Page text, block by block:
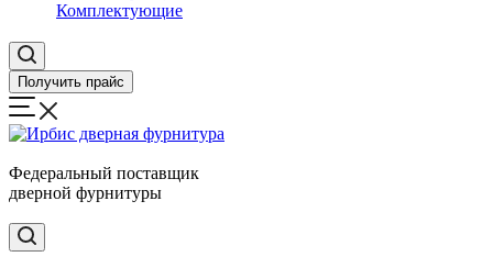
Комплектующие
Получить прайс
Федеральный поставщик
дверной фурнитуры